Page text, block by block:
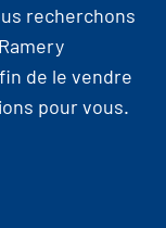
recherchons
de le vendre
pour vous.